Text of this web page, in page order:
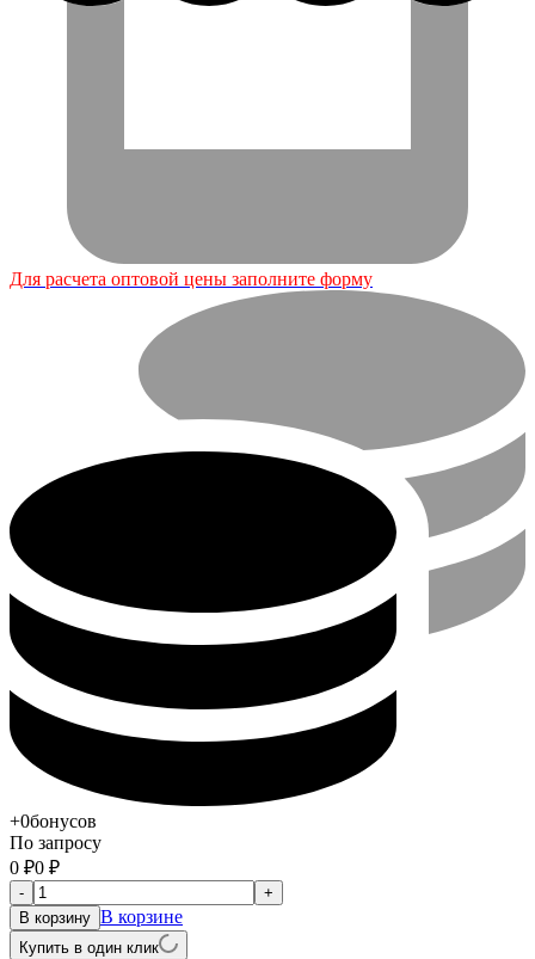
Для расчета оптовой цены заполните форму
+0бонусов
По запросу
0 ₽0 ₽
-
+
В корзину В корзине
Купить в один клик